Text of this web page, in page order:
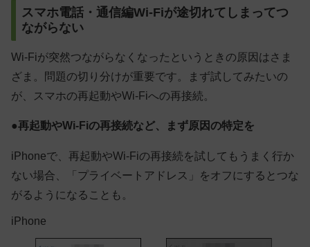
スマホ電話・通信編Wi-Fiが途切れてしまってつ
ながらない
Wi-Fiが突然つながらなくなったというときの原因はさま
ざま。問題の切り分けが重要です。まず試してみたいの
が、スマホの再起動やWi-Fiへの再接続。
●再起動やWi-Fiの再接続など、まず原因の特定を
iPhoneで、再起動やWi-Fiの再接続を試してもうまく行か
ない場合、「プライベートアドレス」をオフにするとつな
がるようになることも。
iPhone